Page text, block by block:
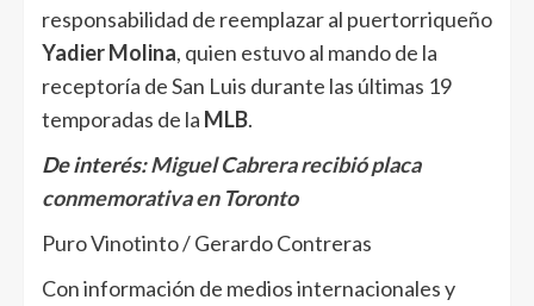
responsabilidad de reemplazar al puertorriqueño
Yadier Molina, quien estuvo al mando de la
receptoría de San Luis durante las últimas 19
temporadas de la MLB.
De interés:Miguel Cabrera recibió placa
conmemorativa en Toronto
Puro Vinotinto / Gerardo Contreras
Con información de medios internacionales y